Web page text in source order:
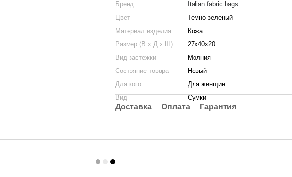
Бренд
Italian fabric bags
Цвет
Темно-зеленый
Материал изделия
Кожа
Размер (В х Д х Ш)
27х40х20
Вид застежки
Молния
Состояние товара
Новый
Для кого
Для женщин
Вид
Сумки
Доставка Оплата Гарантия